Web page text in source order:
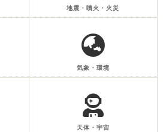
地震・噴火・火災
気象・環境
天体・宇宙